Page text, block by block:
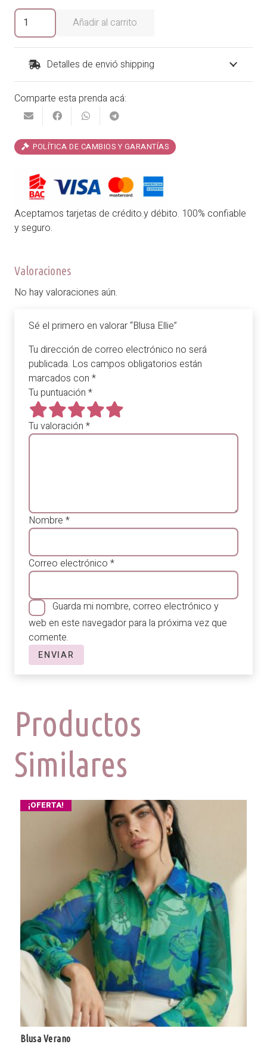
era:
Blusa
Ellie
cantidad
Añadir al carrito
Detalles de envió shipping
Comparte esta prenda acá:
POLÍTICA DE CAMBIOS Y GARANTÍAS
Aceptamos tarjetas de crédito.y débito. 100% confiable
y seguro.
Valoraciones
No hay valoraciones aún.
Sé el primero en valorar “Blusa Ellie”
Tu dirección de correo electrónico no será
publicada. Los campos obligatorios están
marcados con *
Tu puntuación *
Tu valoración *
Nombre *
Correo electrónico *
Guarda mi nombre, correo electrónico y
web en este navegador para la próxima vez que
comente.
Productos
Similares
¡OFERTA!
Blusa Verano